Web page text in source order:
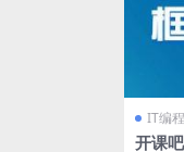
IT编
开课